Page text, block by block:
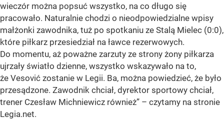
wieczór można popsuć wszystko, na co długo się
pracowało. Naturalnie chodzi o nieodpowiedzialne wpisy
małżonki zawodnika, tuż po spotkaniu ze Stalą Mielec (0:0),
które piłkarz przesiedział na ławce rezerwowych.
Do momentu, aż poważne zarzuty ze strony żony piłkarza
ujrzały światło dzienne, wszystko wskazywało na to,
że Vesović zostanie w Legii. Ba, można powiedzieć, że było
przesądzone. Zawodnik chciał, dyrektor sportowy chciał,
trener Czesław Michniewicz również” – czytamy na stronie
Legia.net.